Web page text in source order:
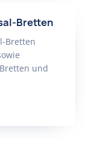
Bretten
Bretten
und